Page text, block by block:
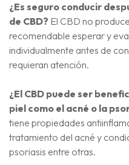
¿Es seguro conducir
de CBD? El CBD no
recomendable esperar y
individualmente antes de
requieran atención.
¿El CBD puede ser
piel como el acné o la
tiene propiedades
tratamiento del acné y
psoriasis entre otras.